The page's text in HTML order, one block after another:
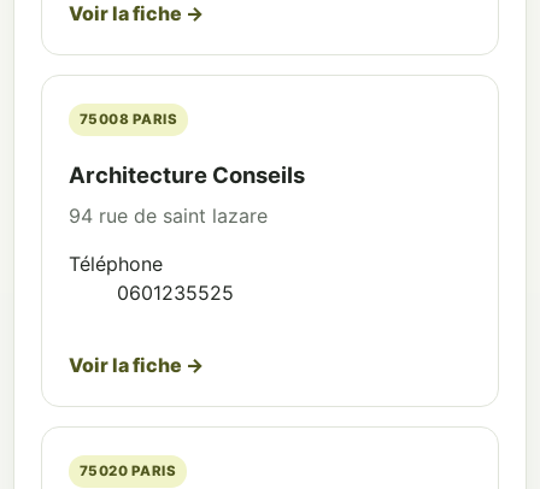
Voir la fiche →
75008 PARIS
Architecture Conseils
94 rue de saint lazare
Téléphone
0601235525
Voir la fiche →
75020 PARIS